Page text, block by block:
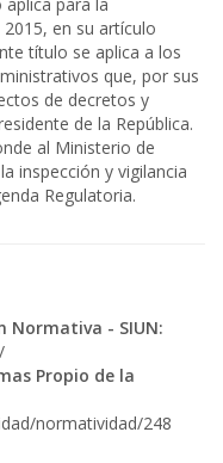
en su artículo
título se aplica a los
que, por sus
de decretos y
de la República.
al Ministerio de
inspección y vigilancia
Regulatoria.
Normativa - SIUN:
Propio de la
normatividad/248